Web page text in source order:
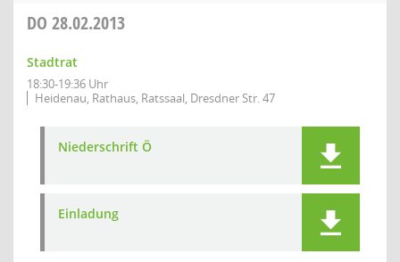
DO 28.02.2013
Stadtrat
18:30-19:36 Uhr
Heidenau, Rathaus, Ratssaal, Dresdner Str. 47
Niederschrift Ö
Einladung